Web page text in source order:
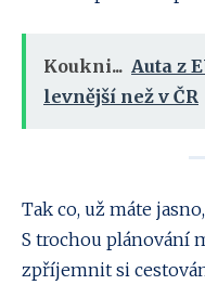
Koukni... Auta z
levnější než v ČR
Tak co, už máte
S trochou plánování
zpříjemnit si